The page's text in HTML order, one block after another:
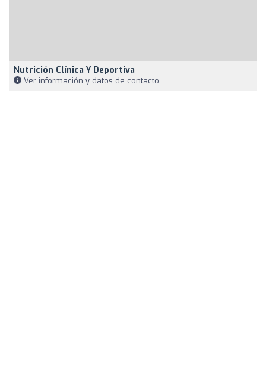
Nutrición Clínica Y Deportiva
Ver información y datos de contacto